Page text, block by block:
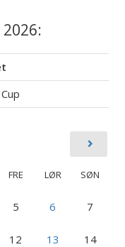
FRE LØR SØN
5 6 7
12 13 14